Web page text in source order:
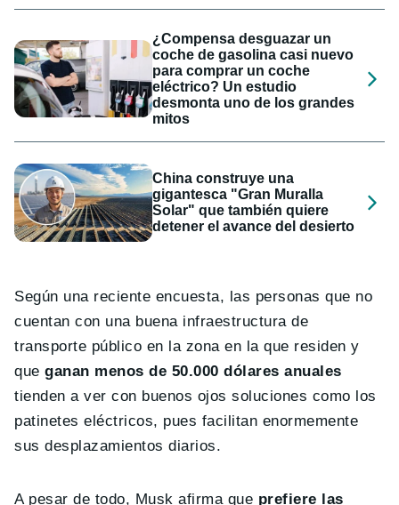
¿Compensa desguazar un
coche de gasolina casi nuevo
para comprar un coche
eléctrico? Un estudio
desmonta uno de los grandes
mitos
China construye una
gigantesca "Gran Muralla
Solar" que también quiere
detener el avance del desierto
Según una reciente encuesta, las personas que no
cuentan con una buena infraestructura de
transporte público en la zona en la que residen y
que ganan menos de 50.000 dólares anuales
tienden a ver con buenos ojos soluciones como los
patinetes eléctricos, pues facilitan enormemente
sus desplazamientos diarios.
A pesar de todo, Musk afirma que prefiere las